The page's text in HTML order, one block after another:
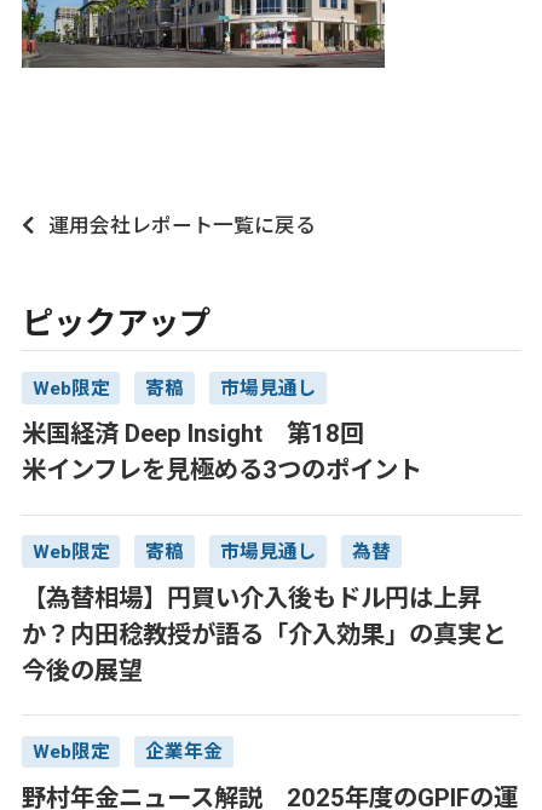
運用会社レポート一覧に戻る
ピックアップ
Web限定 寄稿 市場見通し
米国経済 Deep Insight 第18回
米インフレを見極める3つのポイント
Web限定 寄稿 市場見通し 為替
【為替相場】円買い介入後もドル円は上昇
か？内田稔教授が語る「介入効果」の真実と
今後の展望
Web限定 企業年金
野村年金ニュース解説 2025年度のGPIFの運